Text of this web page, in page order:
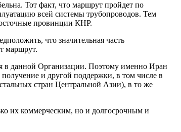
Тот факт, что маршрут пройдет по
всей системы трубопроводов. Тем
провинции КНР.
что значительная часть
маршрут.
в данной Организации. Поэтому именно Иран
и другой поддержки, в том числе в
стран Центральной Азии), в то же
их коммерческим, но и долгосрочным и